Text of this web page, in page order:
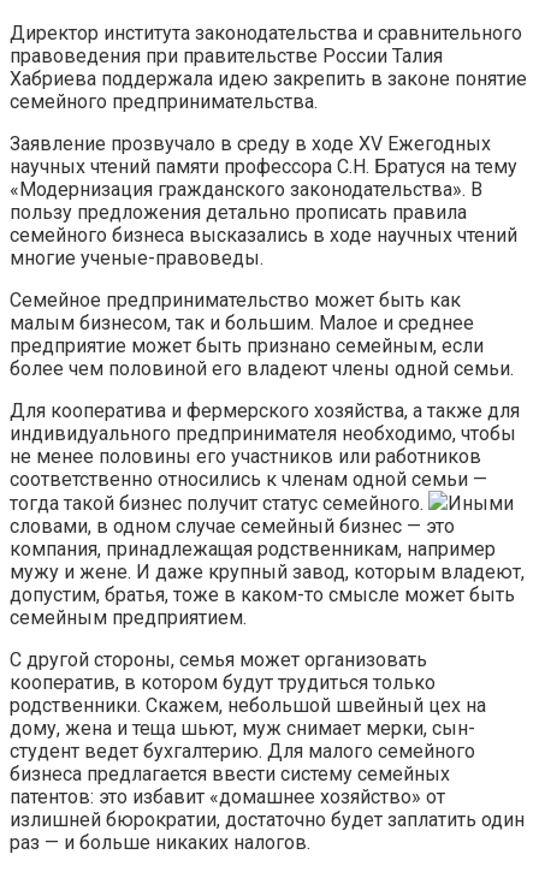
Директор института законодательства и сравнительного
правоведения при правительстве России Талия
Хабриева поддержала идею закрепить в законе понятие
семейного предпринимательства.
Заявление прозвучало в среду в ходе XV Ежегодных
научных чтений памяти профессора С.Н. Братуся на тему
«Модернизация гражданского законодательства». В
пользу предложения детально прописать правила
семейного бизнеса высказались в ходе научных чтений
многие ученые-правоведы.
Семейное предпринимательство может быть как
малым бизнесом, так и большим. Малое и среднее
предприятие может быть признано семейным, если
более чем половиной его владеют члены одной семьи.
Для кооператива и фермерского хозяйства, а также для
индивидуального предпринимателя необходимо, чтобы
не менее половины его участников или работников
соответственно относились к членам одной семьи —
тогда такой бизнес получит статус семейного.
Иными
словами, в одном случае семейный бизнес — это
компания, принадлежащая родственникам, например
мужу и жене. И даже крупный завод, которым владеют,
допустим, братья, тоже в каком-то смысле может быть
семейным предприятием.
С другой стороны, семья может организовать
кооператив, в котором будут трудиться только
родственники. Скажем, небольшой швейный цех на
дому, жена и теща шьют, муж снимает мерки, сын-
студент ведет бухгалтерию. Для малого семейного
бизнеса предлагается ввести систему семейных
патентов: это избавит «домашнее хозяйство» от
излишней бюрократии, достаточно будет заплатить один
раз — и больше никаких налогов.